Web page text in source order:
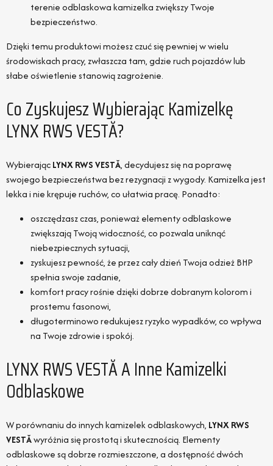
terenie odblaskowa kamizelka zwiększy Twoje
bezpieczeństwo.
Dzięki temu produktowi możesz czuć się pewniej w wielu
środowiskach pracy, zwłaszcza tam, gdzie ruch pojazdów lub
słabe oświetlenie stanowią zagrożenie.
Co Zyskujesz Wybierając Kamizelkę
LYNX RWS VESTĂ?
WybierającLYNX RWS VESTĂ, decydujesz się na poprawę
swojego bezpieczeństwa bez rezygnacji z wygody. Kamizelka jest
lekka i nie krępuje ruchów, co ułatwia pracę. Ponadto:
oszczędzasz czas, ponieważ elementy odblaskowe
zwiększają Twoją widoczność, co pozwala uniknąć
niebezpiecznych sytuacji,
zyskujesz pewność, że przez cały dzień Twoja odzież BHP
spełnia swoje zadanie,
komfort pracy rośnie dzięki dobrze dobranym kolorom i
prostemu fasonowi,
długoterminowo redukujesz ryzyko wypadków, co wpływa
na Twoje zdrowie i spokój.
LYNX RWS VESTĂ A Inne Kamizelki
Odblaskowe
W porównaniu do innych kamizelek odblaskowych, LYNX RWS
VESTĂwyróżnia się prostotą i skutecznością. Elementy
odblaskowe są dobrze rozmieszczone, a dostępność dwóch